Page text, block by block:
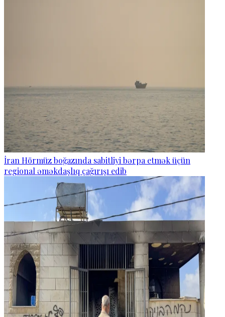
İran Hörmüz boğazında sabitliyi bərpa etmək üçün
regional əməkdaşlıq çağırışı edib